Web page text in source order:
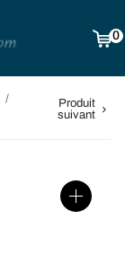
0
/
Produit
suivant